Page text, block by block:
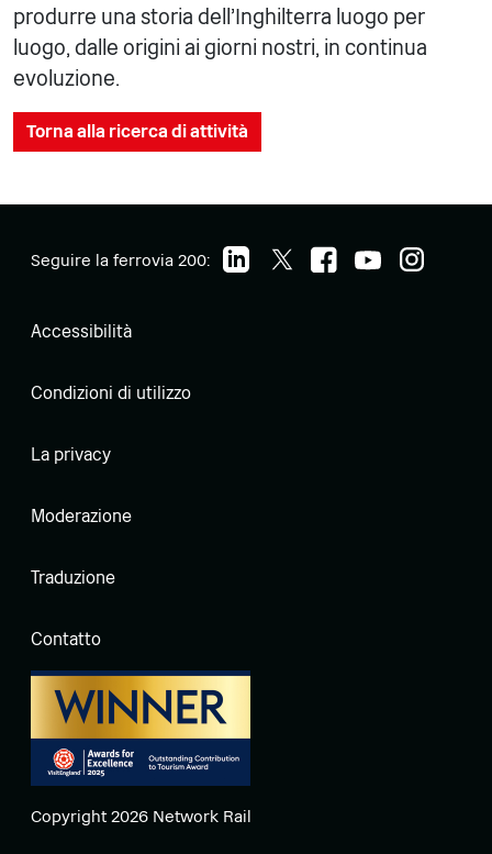
produrre una storia dell'Inghilterra luogo per
luogo, dalle origini ai giorni nostri, in continua
evoluzione.
Torna alla ricerca di attività
Seguire la ferrovia 200:
Accessibilità
Condizioni di utilizzo
La privacy
Moderazione
Traduzione
Contatto
Copyright 2026 Network Rail